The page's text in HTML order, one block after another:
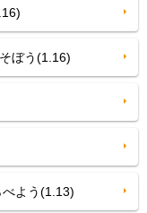
ぼう(1.16)
よう(1.13)